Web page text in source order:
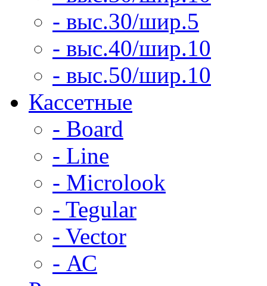
- выс.30/шир.5
- выс.40/шир.10
- выс.50/шир.10
Кассетные
- Board
- Line
- Microlook
- Tegular
- Vector
- АС